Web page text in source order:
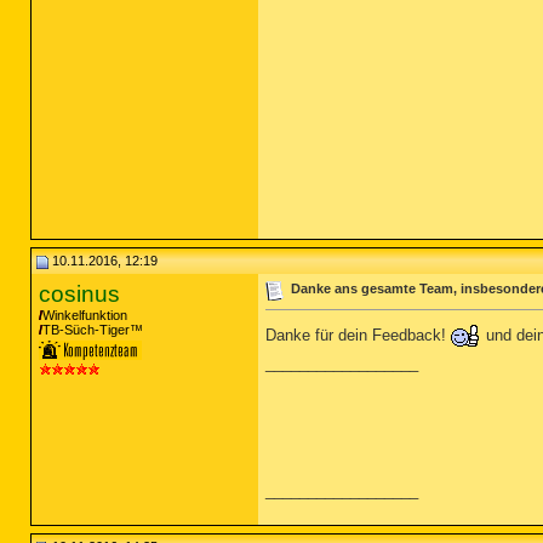
10.11.2016, 12:19
cosinus
Winkelfunktion
TB-Süch-Tiger™
Danke ans gesamte Team,
Danke für dein Feedback!
und